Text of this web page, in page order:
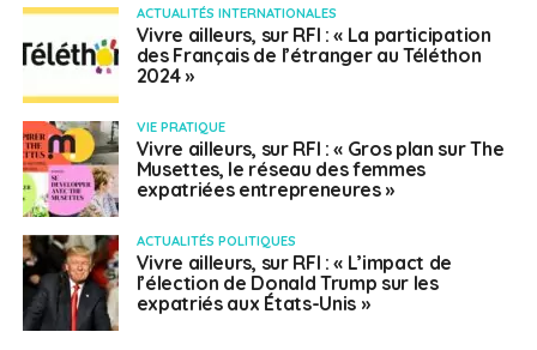
ACTUALITÉS INTERNATIONALES
Vivre ailleurs, sur RFI : « La participation
des Français de l’étranger au Téléthon
2024 »
VIE PRATIQUE
Vivre ailleurs, sur RFI : « Gros plan sur The
Musettes, le réseau des femmes
expatriées entrepreneures »
ACTUALITÉS POLITIQUES
Vivre ailleurs, sur RFI : « L’impact de
l’élection de Donald Trump sur les
expatriés aux États-Unis »